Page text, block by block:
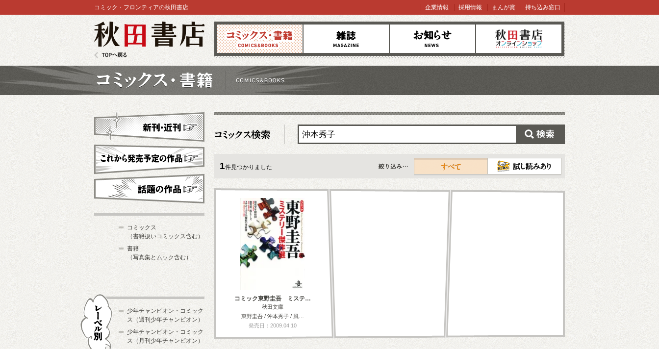
コミックス 雑誌 お知らせ オンラインショップ
コミック・フロンティアの秋田書店 企業情報 採用情報 まんが賞 持ち込み窓口
1件見つかりました
すべて
コミック東野圭吾 ミステ…
秋田文庫
東野圭吾 / 沖本秀子 / 風…
発売日：2009.04.10
新刊・近刊
これから発売予定
コミックス
（書籍扱いコミックス含む）
書籍
（写真集とムック含む）
少年チャンピオン・コミック
ス（週刊少年チャンピオン）
少年チャンピオン・コミック
ス（月刊少年チャンピオン）